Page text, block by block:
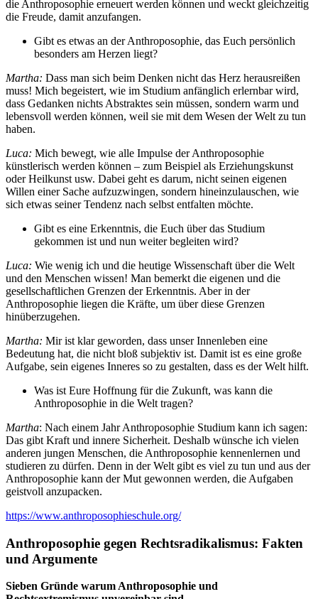
die Anthroposophie erneuert werden können und weckt gleichzeitig
die Freude, damit anzufangen.
Gibt es etwas an der Anthroposophie, das Euch persönlich
besonders am Herzen liegt?
Martha: Dass man sich beim Denken nicht das Herz herausreißen
muss! Mich begeistert, wie im Studium anfänglich erlernbar wird,
dass Gedanken nichts Abstraktes sein müssen, sondern warm und
lebensvoll werden können, weil sie mit dem Wesen der Welt zu tun
haben.
Luca: Mich bewegt, wie alle Impulse der Anthroposophie
künstlerisch werden können – zum Beispiel als Erziehungskunst
oder Heilkunst usw. Dabei geht es darum, nicht seinen eigenen
Willen einer Sache aufzuzwingen, sondern hineinzulauschen, wie
sich etwas seiner Tendenz nach selbst entfalten möchte.
Gibt es eine Erkenntnis, die Euch über das Studium
gekommen ist und nun weiter begleiten wird?
Luca: Wie wenig ich und die heutige Wissenschaft über die Welt
und den Menschen wissen! Man bemerkt die eigenen und die
gesellschaftlichen Grenzen der Erkenntnis. Aber in der
Anthroposophie liegen die Kräfte, um über diese Grenzen
hinüberzugehen.
Martha: Mir ist klar geworden, dass unser Innenleben eine
Bedeutung hat, die nicht bloß subjektiv ist. Damit ist es eine große
Aufgabe, sein eigenes Inneres so zu gestalten, dass es der Welt hilft.
Was ist Eure Hoffnung für die Zukunft, was kann die
Anthroposophie in die Welt tragen?
Martha: Nach einem Jahr Anthroposophie Studium kann ich sagen:
Das gibt Kraft und innere Sicherheit. Deshalb wünsche ich vielen
anderen jungen Menschen, die Anthroposophie kennenlernen und
studieren zu dürfen. Denn in der Welt gibt es viel zu tun und aus der
Anthroposophie kann der Mut gewonnen werden, die Aufgaben
geistvoll anzupacken.
https://www.anthroposophieschule.org/
Anthroposophie gegen Rechtsradikalismus: Fakten
und Argumente
Sieben Gründe warum Anthroposophie und